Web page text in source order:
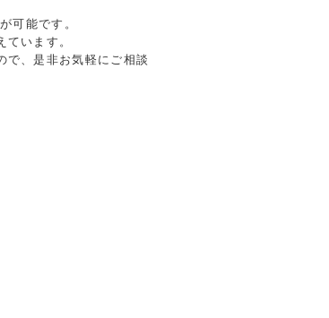
可能です。
います。
で、是非お気軽にご相談